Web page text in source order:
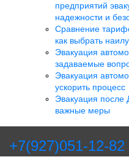
предприятий
надежности и
Сравнение
как выбрать
Эвакуация
задаваемые
Эвакуация
ускорить процесс
Эвакуация после
важные меры
+7(927)051-12-82